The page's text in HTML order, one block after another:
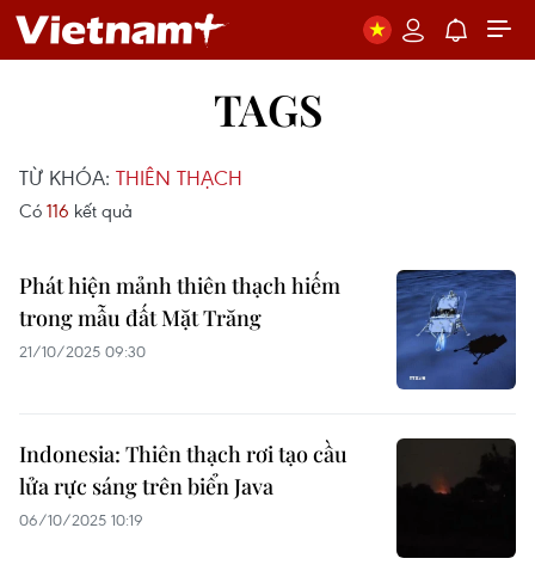
TAGS
TỪ KHÓA: THIÊN THẠCH
Có 116 kết quả
Phát hiện mảnh thiên thạch hiếm
trong mẫu đất Mặt Trăng
21/10/2025 09:30
Indonesia: Thiên thạch rơi tạo cầu
lửa rực sáng trên biển Java
06/10/2025 10:19